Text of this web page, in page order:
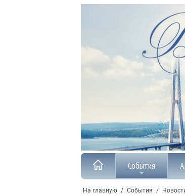
События
На главную / События /